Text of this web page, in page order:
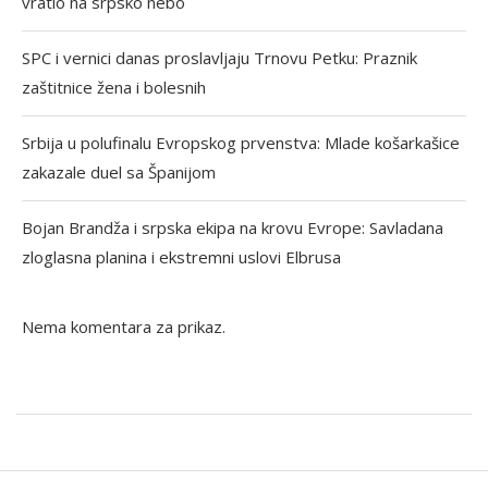
SPC i vernici danas proslavljaju Trnovu Petku: Praznik
zaštitnice žena i bolesnih
Srbija u polufinalu Evropskog prvenstva: Mlade košarkašice
zakazale duel sa Španijom
Bojan Brandža i srpska ekipa na krovu Evrope: Savladana
zloglasna planina i ekstremni uslovi Elbrusa
Nema komentara za prikaz.